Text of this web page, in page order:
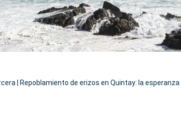
| Repoblamiento de erizos en Quintay: la